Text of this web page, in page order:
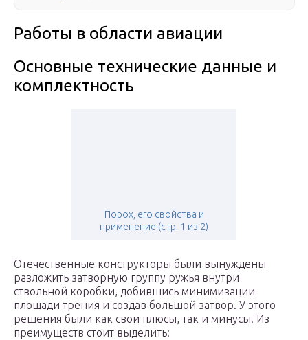
Работы в области авиации
Основные технические данные и
комплектность
Порох, его свойства и
применение (стр. 1 из 2)
Отечественные конструкторы были вынуждены
разложить затворную группу ружья внутри
ствольной коробки, добившись минимизации
площади трения и создав большой затвор. У этого
решения были как свои плюсы, так и минусы. Из
преимуществ стоит выделить: